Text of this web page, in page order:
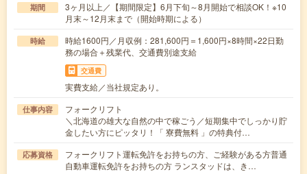
期間
3ヶ月以上／【期間限定】6月下旬～8月開始で相談OK！※10
月末～12月末まで（開始時期による）
時給
時給1600円／月収例：281,600円＝1,600円×8時間×22日勤
務の場合＋残業代、交通費別途支給
交通費
実費支給／当社規定あり。
仕事内容
フォークリフト
＼北海道の雄大な自然の中で稼ごう／短期集中でしっかり貯
金したい方にピッタリ！「 寮費無料 」の特典付…
応募資格
フォークリフト運転免許をお持ちの方、ご経験がある方普通
自動車運転免許をお持ちの方 ランスタッドは、き…